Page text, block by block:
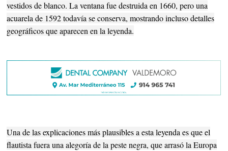
vestidos de blanco. La ventana fue destruida en 1660, pero una
acuarela de 1592 todavía se conserva, mostrando incluso detalles
geográficos que aparecen en la leyenda.
Una de las explicaciones más plausibles a esta leyenda es que el
flautista fuera una alegoría de la peste negra, que arrasó la Europa